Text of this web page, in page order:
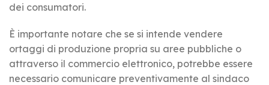
dei consumatori.
È importante notare che se si intende vendere
ortaggi di produzione propria su aree pubbliche o
attraverso il commercio elettronico, potrebbe essere
necessario comunicare preventivamente al sindaco